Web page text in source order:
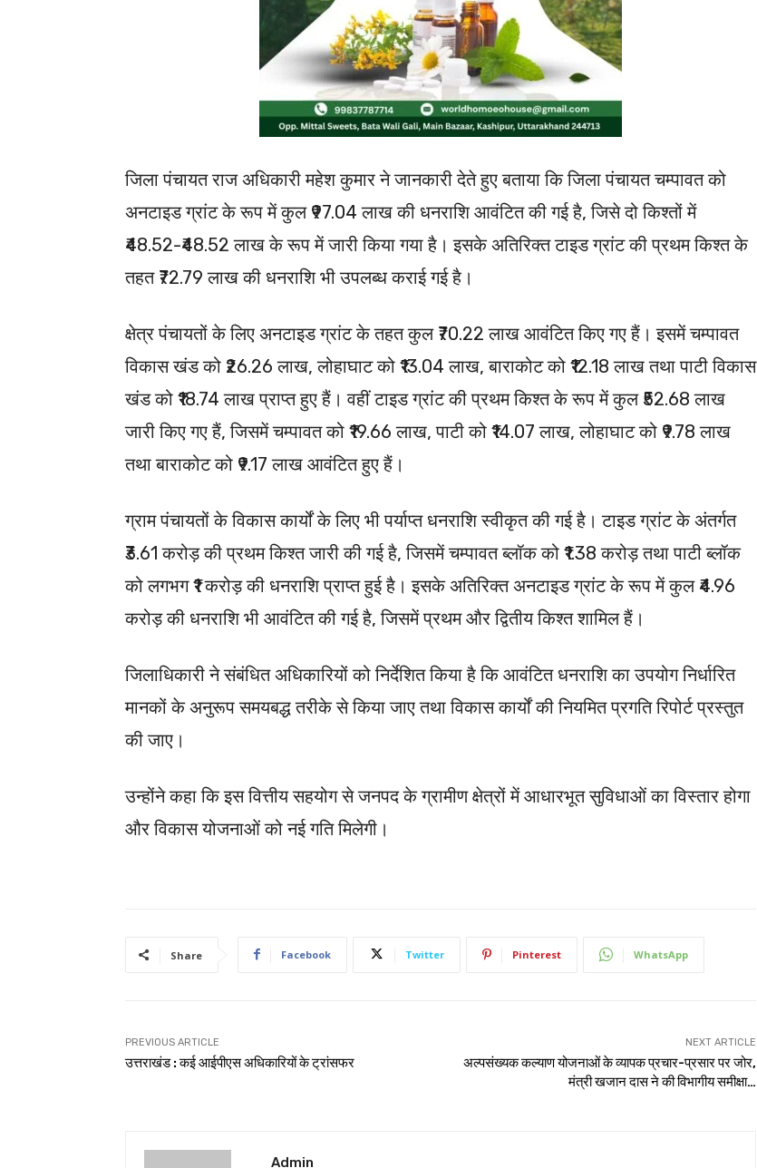
जिला पंचायत राज अधिकारी महेश कुमार ने जानकारी देते हुए बताया कि जिला पंचायत चम्पावत को
अनटाइड ग्रांट के रूप में कुल ₹97.04 लाख की धनराशि आवंटित की गई है, जिसे दो किश्तों में
₹48.52-₹48.52 लाख के रूप में जारी किया गया है। इसके अतिरिक्त टाइड ग्रांट की प्रथम किश्त के
तहत ₹72.79 लाख की धनराशि भी उपलब्ध कराई गई है।
क्षेत्र पंचायतों के लिए अनटाइड ग्रांट के तहत कुल ₹70.22 लाख आवंटित किए गए हैं। इसमें चम्पावत
विकास खंड को ₹26.26 लाख, लोहाघाट को ₹13.04 लाख, बाराकोट को ₹12.18 लाख तथा पाटी विकास
खंड को ₹18.74 लाख प्राप्त हुए हैं। वहीं टाइड ग्रांट की प्रथम किश्त के रूप में कुल ₹52.68 लाख
जारी किए गए हैं, जिसमें चम्पावत को ₹19.66 लाख, पाटी को ₹14.07 लाख, लोहाघाट को ₹9.78 लाख
तथा बाराकोट को ₹9.17 लाख आवंटित हुए हैं।
ग्राम पंचायतों के विकास कार्यों के लिए भी पर्याप्त धनराशि स्वीकृत की गई है। टाइड ग्रांट के अंतर्गत
₹3.61 करोड़ की प्रथम किश्त जारी की गई है, जिसमें चम्पावत ब्लॉक को ₹1.38 करोड़ तथा पाटी ब्लॉक
को लगभग ₹1 करोड़ की धनराशि प्राप्त हुई है। इसके अतिरिक्त अनटाइड ग्रांट के रूप में कुल ₹4.96
करोड़ की धनराशि भी आवंटित की गई है, जिसमें प्रथम और द्वितीय किश्त शामिल हैं।
जिलाधिकारी ने संबंधित अधिकारियों को निर्देशित किया है कि आवंटित धनराशि का उपयोग निर्धारित
मानकों के अनुरूप समयबद्ध तरीके से किया जाए तथा विकास कार्यों की नियमित प्रगति रिपोर्ट प्रस्तुत
की जाए।
उन्होंने कहा कि इस वित्तीय सहयोग से जनपद के ग्रामीण क्षेत्रों में आधारभूत सुविधाओं का विस्तार होगा
और विकास योजनाओं को नई गति मिलेगी।
Share Facebook Twitter Pinterest WhatsApp
PREVIOUS ARTICLE
उत्तराखंड : कई आईपीएस अधिकारियों के ट्रांसफर
NEXT ARTICLE
अल्पसंख्यक कल्याण योजनाओं के व्यापक प्रचार-प्रसार पर जोर,
मंत्री खजान दास ने की विभागीय समीक्षा…
Admin